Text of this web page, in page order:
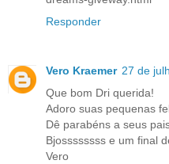
Responder
Vero Kraemer 27 de
Que bom Dri querida!
Adoro suas pequenas
Dê parabéns a seus
Bjossssssss e um final
Vero